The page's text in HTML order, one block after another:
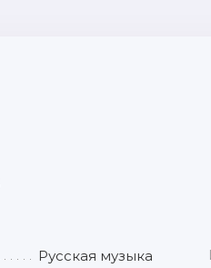
Русская музыка